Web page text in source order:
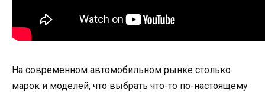
На современном автомобильном рынке столько
марок и моделей, что выбрать что-то по-настоящему